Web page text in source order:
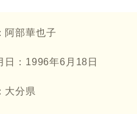
阿部華也子
日：1996年6月18日
大分県